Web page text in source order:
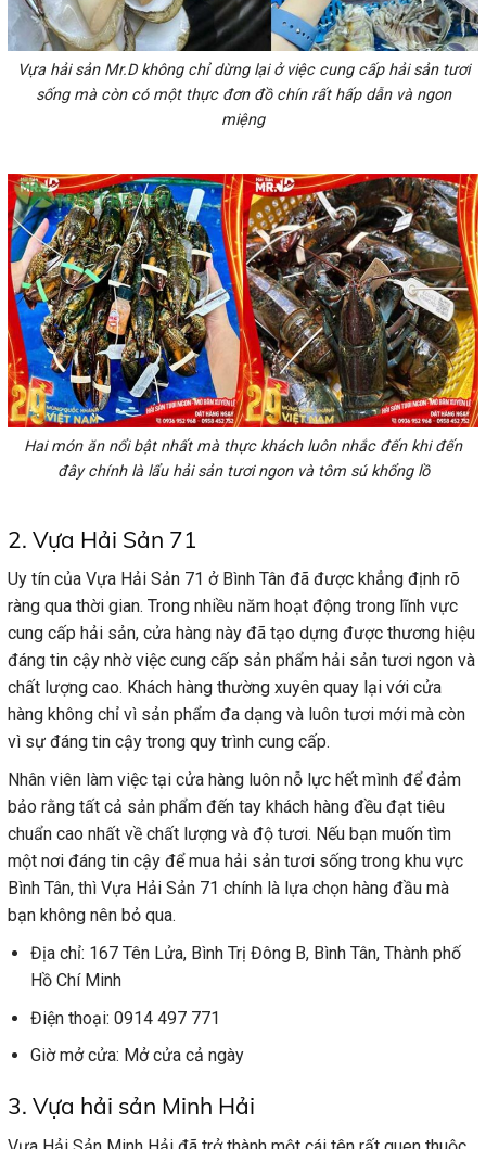
Vựa hải sản Mr.D không chỉ dừng lại ở việc cung cấp hải sản tươi
sống mà còn có một thực đơn đồ chín rất hấp dẫn và ngon
miệng
Hai món ăn nổi bật nhất mà thực khách luôn nhắc đến khi đến
đây chính là lẩu hải sản tươi ngon và tôm sú khổng lồ
2. Vựa Hải Sản 71
Uy tín của Vựa Hải Sản 71 ở Bình Tân đã được khẳng định rõ
ràng qua thời gian. Trong nhiều năm hoạt động trong lĩnh vực
cung cấp hải sản, cửa hàng này đã tạo dựng được thương hiệu
đáng tin cậy nhờ việc cung cấp sản phẩm hải sản tươi ngon và
chất lượng cao. Khách hàng thường xuyên quay lại với cửa
hàng không chỉ vì sản phẩm đa dạng và luôn tươi mới mà còn
vì sự đáng tin cậy trong quy trình cung cấp.
Nhân viên làm việc tại cửa hàng luôn nỗ lực hết mình để đảm
bảo rằng tất cả sản phẩm đến tay khách hàng đều đạt tiêu
chuẩn cao nhất về chất lượng và độ tươi. Nếu bạn muốn tìm
một nơi đáng tin cậy để mua hải sản tươi sống trong khu vực
Bình Tân, thì Vựa Hải Sản 71 chính là lựa chọn hàng đầu mà
bạn không nên bỏ qua.
Địa chỉ: 167 Tên Lửa, Bình Trị Đông B, Bình Tân, Thành phố
Hồ Chí Minh
Điện thoại: 0914 497 771
Giờ mở cửa: Mở cửa cả ngày
3. Vựa hải sản Minh Hải